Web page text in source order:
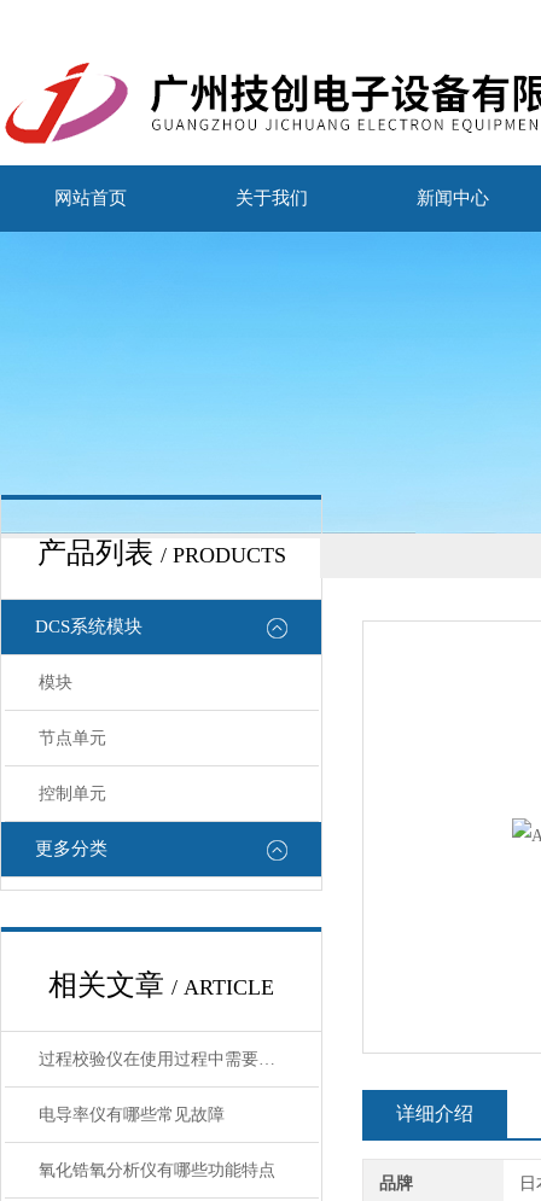
网站首页 关于我们 新闻中心
产品列表 / PRODUCTS
DCS系统模块
模块
节点单元
控制单元
更多分类
相关文章 / ARTICLE
过程校验仪在使用过程中需要注意哪些安全问题
电导率仪有哪些常见故障
氧化锆氧分析仪有哪些功能特点
详细介绍
品牌